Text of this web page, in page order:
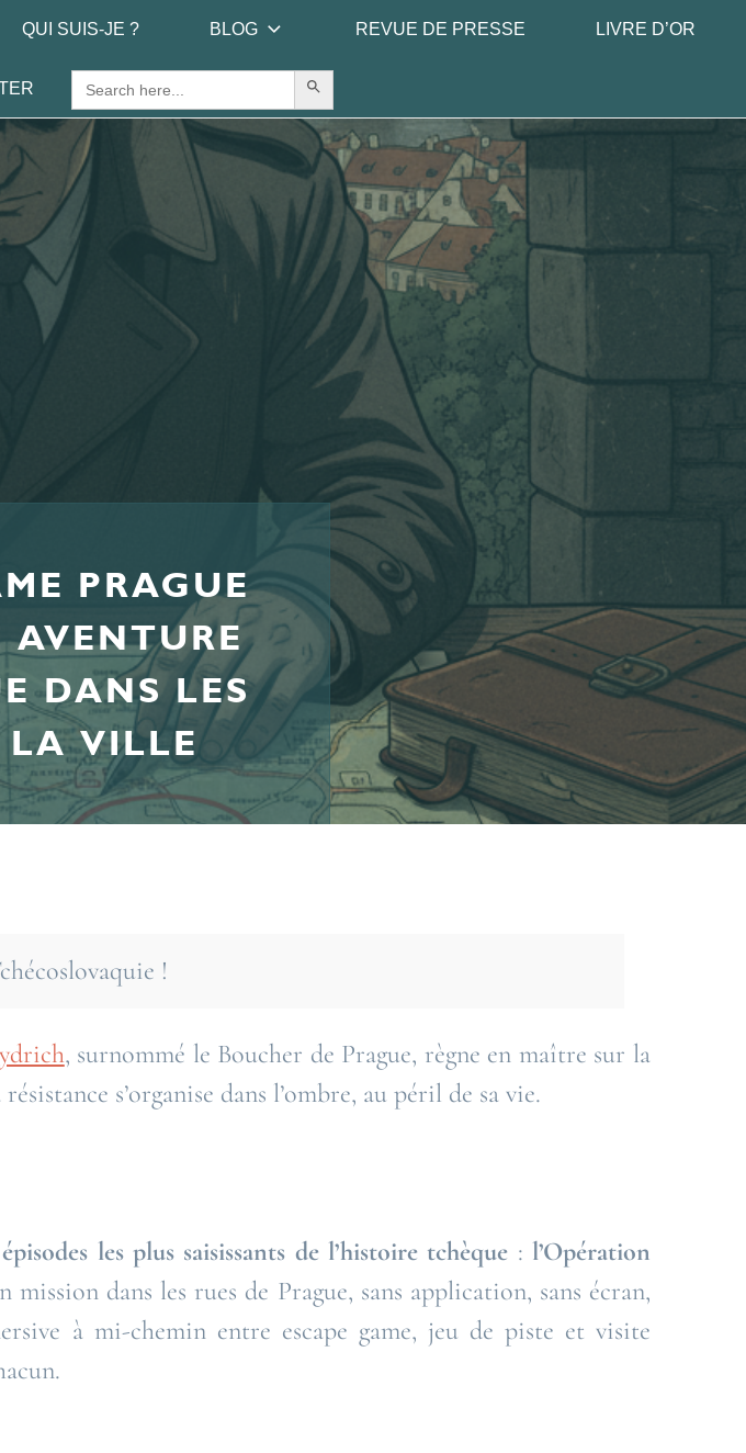
QUI SUIS-JE ? BLOG REVUE DE PRESSE LIVRE D’OR
Search
for:
Search Button
PRAGUE
AVENTURE
DANS LES
LA VILLE
!
, surnommé le Boucher de Prague, règne en maître sur la
s’organise dans l’ombre, au péril de sa vie.
les plus saisissants de l’histoire tchèque :l’Opération
dans les rues de Prague, sans application, sans écran,
à mi-chemin entre escape game, jeu de piste et visite